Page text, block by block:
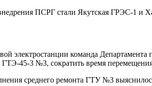
ПСРГ стали Якутская ГРЭС-1 и
электростанции команда
45-3 №3, сократить время
среднего ремонта ГТУ №3